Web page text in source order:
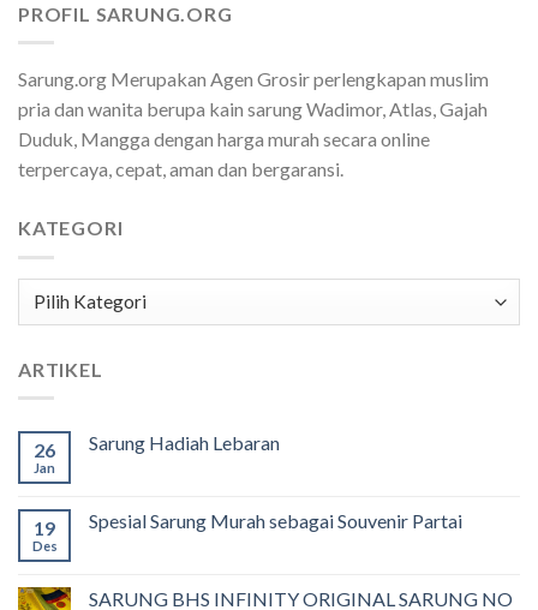
PROFIL SARUNG.ORG
Sarung.org Merupakan Agen Grosir perlengkapan muslim
pria dan wanita berupa kain sarung Wadimor, Atlas, Gajah
Duduk, Mangga dengan harga murah secara online
terpercaya, cepat, aman dan bergaransi.
KATEGORI
Kategori
ARTIKEL
26
Jan
Sarung Hadiah Lebaran
19
Des
Spesial Sarung Murah sebagai Souvenir Partai
SARUNG BHS INFINITY ORIGINAL SARUNG NO